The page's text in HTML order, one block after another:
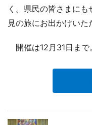
く。県民の皆さまに
見の旅にお出かけいた
開催は12月31日まで。